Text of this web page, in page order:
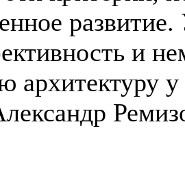
развитие.
и
архитектуру